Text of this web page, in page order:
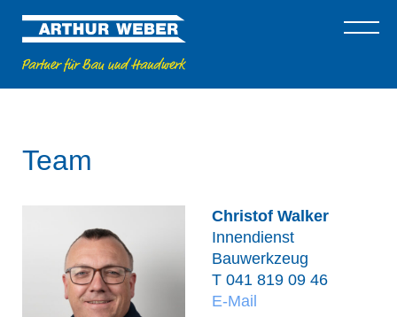
Team
Christof Walker
Innendienst
Bauwerkzeug
T 041 819 09 46
E-Mail